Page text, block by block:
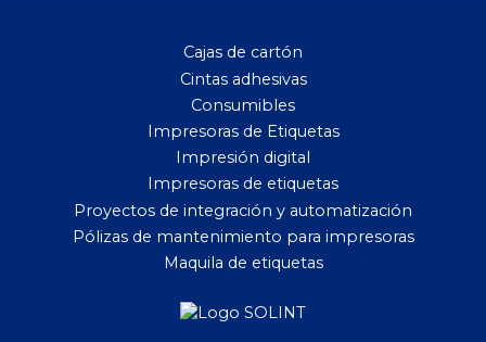
Cajas de cartón
Cintas adhesivas
Consumibles
Impresoras de Etiquetas
Impresión digital
Impresoras de etiquetas
Proyectos de integración y automatización
Pólizas de mantenimiento para impresoras
Maquila de etiquetas